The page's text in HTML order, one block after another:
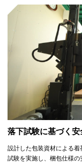
落下試験に基づく
設計した包装資材による
試験を実施し、梱包仕様の